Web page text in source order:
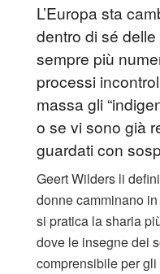
L’Europa sta
dentro di sé delle
sempre più
processi
massa gli
o se vi sono già
guardati con
Geert Wilders li
donne camminano
si pratica la sharia
dove le insegne dei
comprensibile per